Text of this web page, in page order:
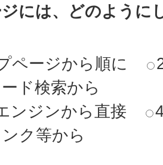
には、どのように
ページから順に
ド検索から
ンジンから直接
ク等から